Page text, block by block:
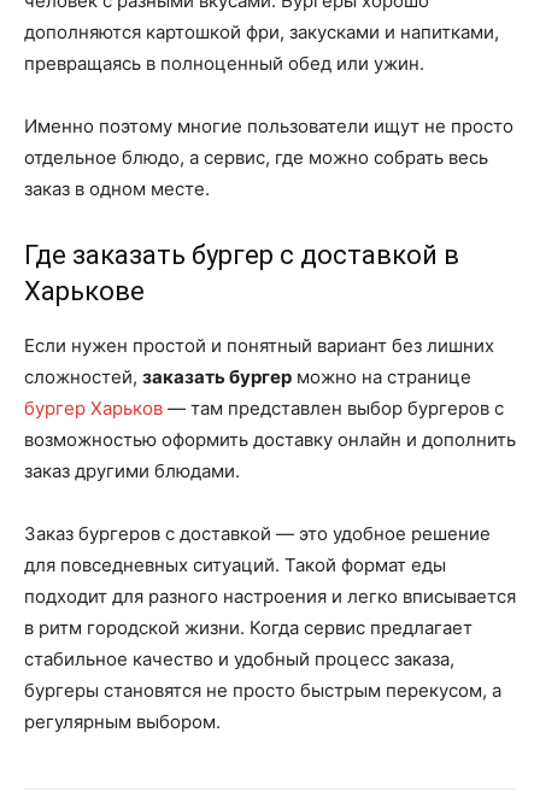
дополняются картошкой фри, закусками и напитками,
превращаясь в полноценный обед или ужин.
Именно поэтому многие пользователи ищут не просто
отдельное блюдо, а сервис, где можно собрать весь
заказ в одном месте.
Где заказать бургер с доставкой в
Харькове
Если нужен простой и понятный вариант без лишних
сложностей, заказать бургер можно на странице
бургер Харьков — там представлен выбор бургеров с
возможностью оформить доставку онлайн и дополнить
заказ другими блюдами.
Заказ бургеров с доставкой — это удобное решение
для повседневных ситуаций. Такой формат еды
подходит для разного настроения и легко вписывается
в ритм городской жизни. Когда сервис предлагает
стабильное качество и удобный процесс заказа,
бургеры становятся не просто быстрым перекусом, а
регулярным выбором.